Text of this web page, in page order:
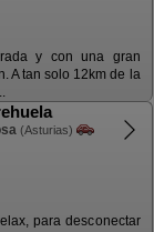
y con una gran
A tan solo 12km de la
(Asturias)
para desconectar